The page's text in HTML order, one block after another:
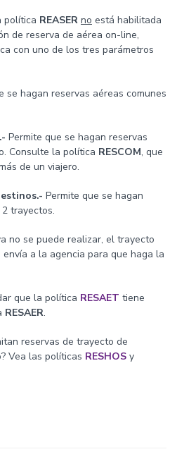
política REASER no está habilitada
de reserva de aérea on-line,
con uno de los tres parámetros
se hagan reservas aéreas comunes
Permite que se hagan reservas
Consulte la política RESCOM, que
de un viajero.
Permite que se hagan
trayectos.
no se puede realizar, el trayecto
envía a la agencia para que haga la
que la política RESAET tiene
RESAER.
reservas de trayecto de
Vea las políticas RESHOS y